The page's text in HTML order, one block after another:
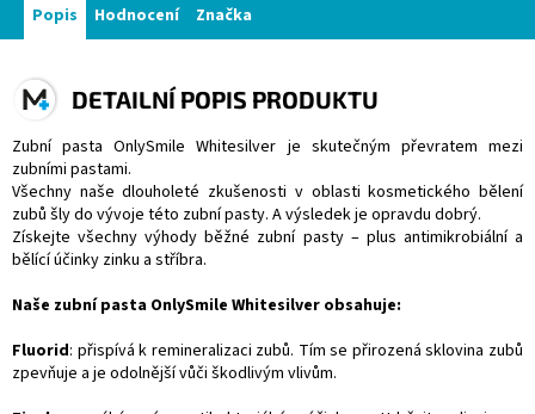
Popis Hodnocení Značka
DETAILNÍ POPIS PRODUKTU
Zubní pasta OnlySmile Whitesilver je skutečným převratem mezi
zubními pastami.
Všechny naše dlouholeté zkušenosti v oblasti kosmetického bělení
zubů šly do vývoje této zubní pasty. A výsledek je opravdu dobrý.
Získejte všechny výhody běžné zubní pasty – plus antimikrobiální a
bělící účinky zinku a stříbra.
Naše zubní pasta OnlySmile Whitesilver obsahuje:
Fluorid: přispívá k remineralizaci zubů. Tím se přirozená sklovina zubů
zpevňuje a je odolnější vůči škodlivým vlivům.